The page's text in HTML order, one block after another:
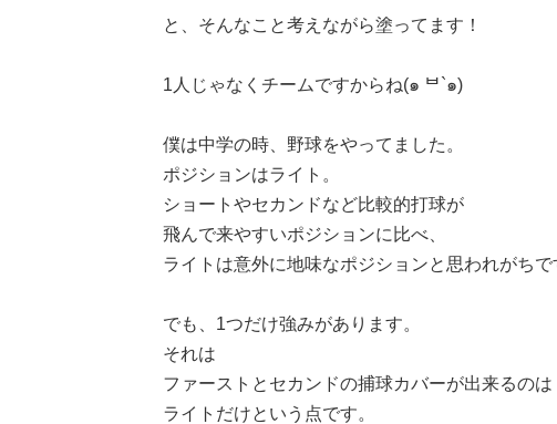
と、そんなこと考えながら塗ってます！
1人じゃなくチームですからね(๑ ᄇ`๑)
僕は中学の時、野球をやってました。
ポジションはライト。
ショートやセカンドなど比較的打球が
飛んで来やすいポジションに比べ、
ライトは意外に地味なポジションと思われがちで
でも、1つだけ強みがあります。
それは
ファーストとセカンドの捕球カバーが出来るのは
ライトだけという点です。